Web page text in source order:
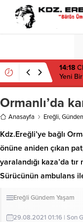
14:18
Yeni
Ormanlı’da
Anasayfa Ereğli,
Kdz.Ereğli’ye bağlı
önüne aniden çıkan
yaralandığı kaza’da
Sürücünün ambulans
Ereğli Gündem Yaşam
29.08.2021 01:16 | Son